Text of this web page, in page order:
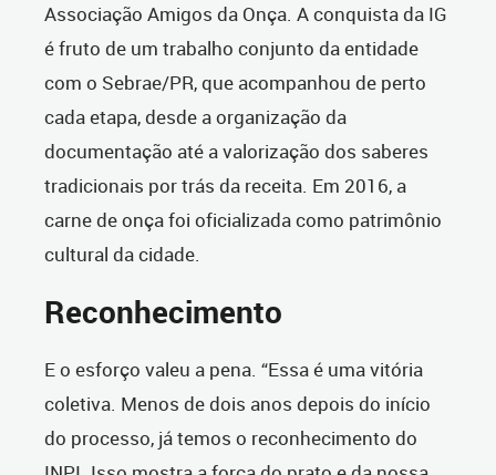
Associação Amigos da Onça. A conquista da IG
é fruto de um trabalho conjunto da entidade
com o Sebrae/PR, que acompanhou de perto
cada etapa, desde a organização da
documentação até a valorização dos saberes
tradicionais por trás da receita. Em 2016, a
carne de onça foi oficializada como patrimônio
cultural da cidade.
Reconhecimento
E o esforço valeu a pena. “Essa é uma vitória
coletiva. Menos de dois anos depois do início
do processo, já temos o reconhecimento do